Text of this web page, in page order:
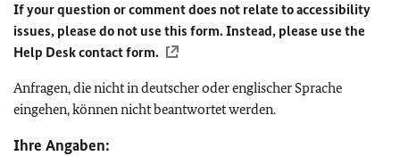
If your question or comment does not relate to accessibility
issues, please do not use this form. Instead, please use the
Help Desk contact form.
Anfragen, die nicht in deutscher oder englischer Sprache
eingehen, können nicht beantwortet werden.
Ihre Angaben: